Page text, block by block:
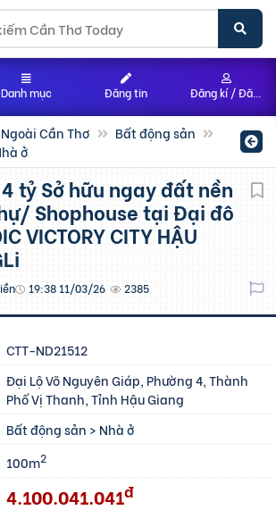
Ngoài Cần Thơ
Bất động sản
ở
Shophouse tại Đại đô
VICTORY CITY HẬU
19:38 11/03/26 2385
CTT-ND21512
Đại Lộ Võ Nguyên Giáp, Phường 4, Thành
Phố Vị Thanh, Tỉnh Hậu Giang
Bất động sản > Nhà ở
100m2
4.100.041.041đ
Danh mục Đăng tin